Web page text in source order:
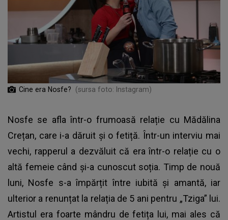
Cine era Nosfe? (sursa foto: Instagram)
Nosfe se afla într-o frumoasă relație cu Mădălina
Crețan, care i-a dăruit și o fetiță. Într-un interviu mai
vechi, rapperul a dezvăluit că era într-o relație cu o
altă femeie când și-a cunoscut soția. Timp de nouă
luni, Nosfe s-a împărțit între iubită și amantă, iar
ulterior a renunțat la relația de 5 ani pentru „Tziga” lui.
Artistul era foarte mândru de fetița lui, mai ales că